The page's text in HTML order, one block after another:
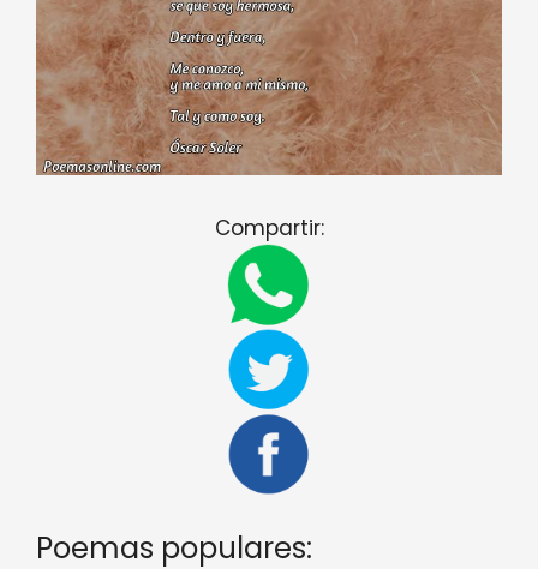
Compartir:
Poemas populares: